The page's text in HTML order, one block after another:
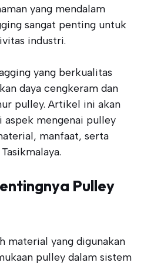
yang mendalam
sangat penting untuk
industri.
yang berkualitas
daya cengkeram dan
pulley. Artikel ini akan
aspek mengenai pulley
manfaat, serta
Pulley
material yang digunakan
pulley dalam sistem